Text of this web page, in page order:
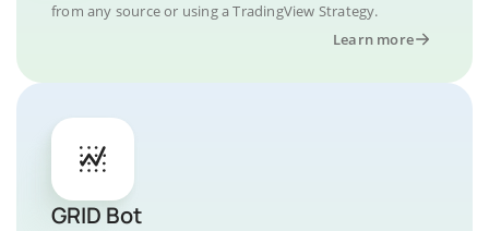
from any source or using a TradingView Strategy.
Learn more
GRID Bot